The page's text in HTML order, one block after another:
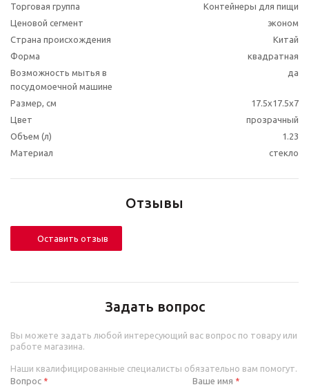
Торговая группа
Контейнеры для пищи
Ценовой сегмент
эконом
Страна происхождения
Китай
Форма
квадратная
Возможность мытья в
посудомоечной машине
да
Размер, см
17.5x17.5x7
Цвет
прозрачный
Объем (л)
1.23
Материал
стекло
Отзывы
Оставить отзыв
Задать вопрос
Вы можете задать любой интересующий вас вопрос по товару или
работе магазина.
Наши квалифицированные специалисты обязательно вам помогут.
Вопрос * Ваше имя *